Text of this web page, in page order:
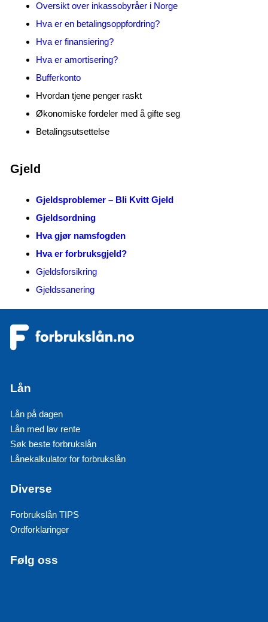
Oversikt over inkassobyråer i Norge
Hva er en betalingsoppfordring?
Hva er finansiering?
Hva er amortisering?
Bufferkonto
Hvordan tjene penger raskt
Økonomiske fordeler med å gifte seg
Betalingsutsettelse
Gjeld
Gjeldsproblemer – Bli Kvitt Gjeld
Gjeldsordning
Hva gjør namsfogden
Hva er forbruksgjeld?
Gjeldsforsikring
Gjeldssanering
Lån
Lån på dagen
Lån med lav rente
Søk beste forbrukslån
Lånekalkulator for forbrukslån
Diverse
Forbrukslån TIPS
Ordforklaringer
Følg oss